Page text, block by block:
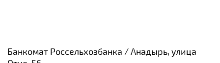
Банкомат Россельхозбанка / Анадырь, улица